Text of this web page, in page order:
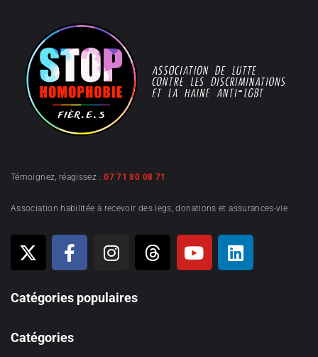
Témoignez, réagissez :07 71 80 08 71
Association habilitée à recevoir des legs, donations et assurances-vie
Catégories populaires
Catégories